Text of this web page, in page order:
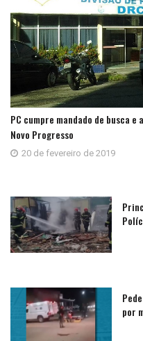
PC cumpre mandado de busca
Novo Progresso
20 de fevereiro de 2019
por